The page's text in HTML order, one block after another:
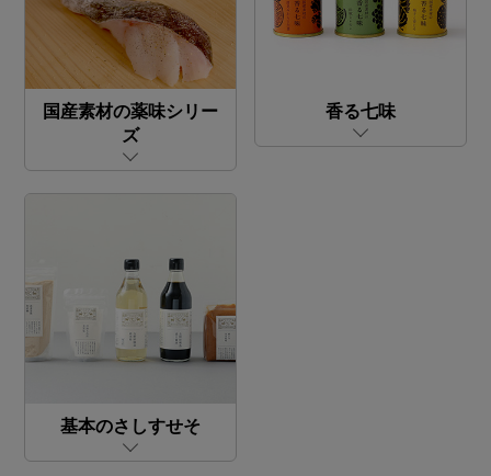
国産素材の薬味シリー
ズ
香る七味
基本のさしすせそ